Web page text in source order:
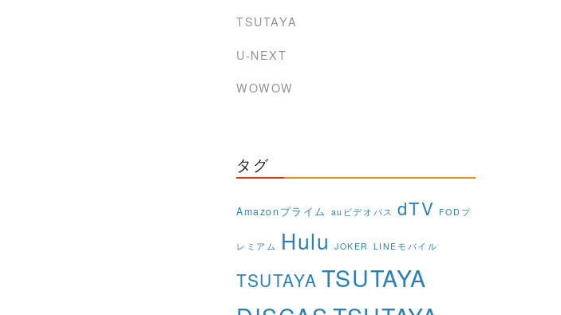
TSUTAYA
U-NEXT
WOWOW
タグ
Amazonプライム auビデオパス dTV FODプ
レミアム Hulu JOKER LINEモバイル
TSUTAYA TSUTAYA